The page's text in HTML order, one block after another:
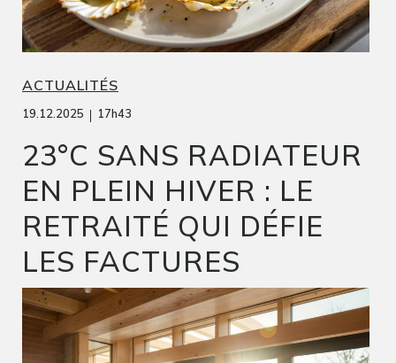
ACTUALITÉS
19.12.2025 | 17h43
23°C SANS RADIATEUR
EN PLEIN HIVER : LE
RETRAITÉ QUI DÉFIE
LES FACTURES